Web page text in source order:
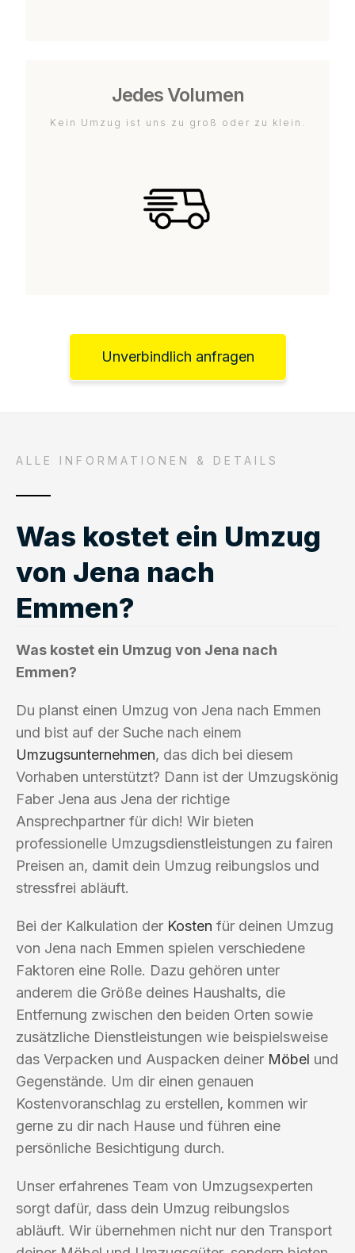
Jedes Volumen
Kein Umzug ist uns zu groß oder zu klein.
Unverbindlich anfragen
ALLE INFORMATIONEN & DETAILS
Was kostet ein Umzug
von Jena nach
Emmen?
Was kostet ein Umzug von Jena nach
Emmen?
Du planst einen Umzug von Jena nach Emmen
und bist auf der Suche nach einem
Umzugsunternehmen, das dich bei diesem
Vorhaben unterstützt? Dann ist der Umzugskönig
Faber Jena aus Jena der richtige
Ansprechpartner für dich! Wir bieten
professionelle Umzugsdienstleistungen zu fairen
Preisen an, damit dein Umzug reibungslos und
stressfrei abläuft.
Bei der Kalkulation der Kosten für deinen Umzug
von Jena nach Emmen spielen verschiedene
Faktoren eine Rolle. Dazu gehören unter
anderem die Größe deines Haushalts, die
Entfernung zwischen den beiden Orten sowie
zusätzliche Dienstleistungen wie beispielsweise
das Verpacken und Auspacken deiner Möbel und
Gegenstände. Um dir einen genauen
Kostenvoranschlag zu erstellen, kommen wir
gerne zu dir nach Hause und führen eine
persönliche Besichtigung durch.
Unser erfahrenes Team von Umzugsexperten
sorgt dafür, dass dein Umzug reibungslos
abläuft. Wir übernehmen nicht nur den Transport